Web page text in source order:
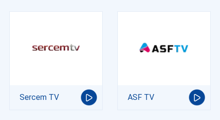
Sercem TV ASF TV